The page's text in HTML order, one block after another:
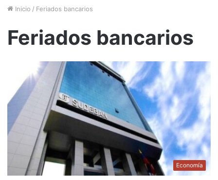
Inicio / Feriados bancarios
Feriados bancarios
Economía